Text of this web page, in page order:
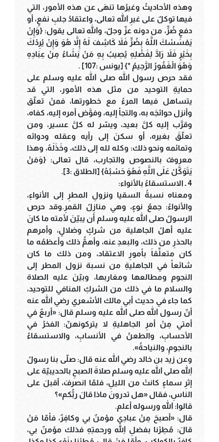
وهذه الأحاديثُ وغيرُها تنهَى عن هذه الأمور، التي
فيها توكلٌ على غيرِ الله تعالى، واعتقادُ جلبِ نفعٍ، أو
دفعٍ ضُرٍّ، من دونه عزّ وجلّ، والله تعالى يقول: {وَإِنْ
يَمْسَسْكَ اللَّهُ بِضُرٍّ فَلاَ كَاشِفَ لَهُ إِلاَّ هُوَ وَإِنْ يُرِدْكَ
بِخَيْرٍ فَلاَ رَادَّ لِفَضْلِهِ يُصِيبُ بِهِ مَنْ يَشَاءُ مِنْ عِبَادِهِ
وَهُوَ الْغَفُورُ الرَّحِيمُ *} [يونس :107] .
فقد حرص رسول الله صلى الله عليه وسلم على
حمايةِ التوحيد من مثل هذه الأمور، التي قد
يتساهل فيها المرءُ مع خطورتها، فمنْ تعلّق
وأنزل حوائجَه به، والتجأ إليه، وفوَّض أمره إليه، كفاه،
وقرَّب إليه كلَّ بعيد، ويسّر له كلَّ عسير، ومن
تعلّقَ بغيره، أو سكنَ إلى رأيه وعقله ودوائه
وتمائمه ونحو ذلك: وكله لله إلى ذلك، وخَذَلَهُ، وهذا
معروفٌ بالنصوص والتجارب، قال تعالى: {وَمَنْ
يَتَوَكَّلْ عَلَى اللَّهِ فَهُوَ حَسْبُهُ} [الطلاق :3].
4 ـ الاستسقاءُ بالأنواء:
ومعناه نسبةُ السقيا ونزولِ المطرِ إلى الأنواءِ،
والأنواءُ: جمعُ نوءٍ، وهي منازِلُ القمرِ.وقد حرص
الرسولُ صلى الله عليه وسلم أن يبيّنَ لأمته ما كانَ
عليه أهلُ الجاهلية من شركٍ وضلالٍ، وأمرهم
بالحذرِ من ذلك، والبعدِ عنه، وأهمُّ ذلك وأعظمُه ما
كان متعلِّقاَ بأمورِ الاعتقاد، ومن ذلك ما كان
شائعاً في الجاهليةِ من نسبة نزول المطر إلى
النجوم ومطالعها ومغاربها، وبيّنَ عليه الصلاة
والسلام ما في ذلك من الشركِ المنافي للتوحيد،
كما جاء في حديث أبي مالك الأشعري رضي الله عنه
أنّ رسول الله صلى الله عليه وسلم قال: «أربعٌ في
أمتي مِنْ أمرِ الجاهليةِ لا يتركونهنّ: الفخرُ في
الأحسابِ، والطعنُ في الأنسابِ، والاستسقاءُ
بالنجومِ، والنياحةُ».
وعن زيد بن خالد رضي الله عنه قال: صلّى بنا رسولُ
اللهِ صلى الله عليه وسلم صلاةَ الصبحِ بالحديبيّة على
إثرِ سماءٍ كانتْ من الليلِ، فلمّا انصرفَ، أقبلَ على
الناسِ، فقال «هل تدرونَ ماذا قالَ ربُّكم»؟
قالوا: الله ورسوله أعلم.
قال: «أصبحَ مِنْ عبادِي مؤمنٌ بي وكافِرٌ، فأمّا مَنْ
قالَ: مُطِرْنا بفضلِ اللهِ ورحمتِهِ فذلك مؤمنٌ بي،